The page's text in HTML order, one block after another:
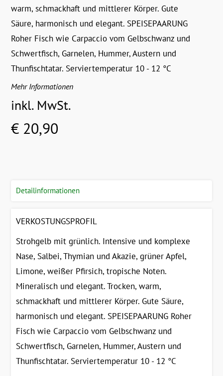
warm, schmackhaft und mittlerer Körper. Gute
Säure, harmonisch und elegant. SPEISEPAARUNG
Roher Fisch wie Carpaccio vom Gelbschwanz und
Schwertfisch, Garnelen, Hummer, Austern und
Thunfischtatar. Serviertemperatur 10 - 12 °C
Mehr Informationen
inkl. MwSt.
€ 20,90
Detailinformationen
VERKOSTUNGSPROFIL
Strohgelb mit grünlich. Intensive und komplexe
Nase, Salbei, Thymian und Akazie, grüner Apfel,
Limone, weißer Pfirsich, tropische Noten.
Mineralisch und elegant. Trocken, warm,
schmackhaft und mittlerer Körper. Gute Säure,
harmonisch und elegant. SPEISEPAARUNG Roher
Fisch wie Carpaccio vom Gelbschwanz und
Schwertfisch, Garnelen, Hummer, Austern und
Thunfischtatar. Serviertemperatur 10 - 12 °C